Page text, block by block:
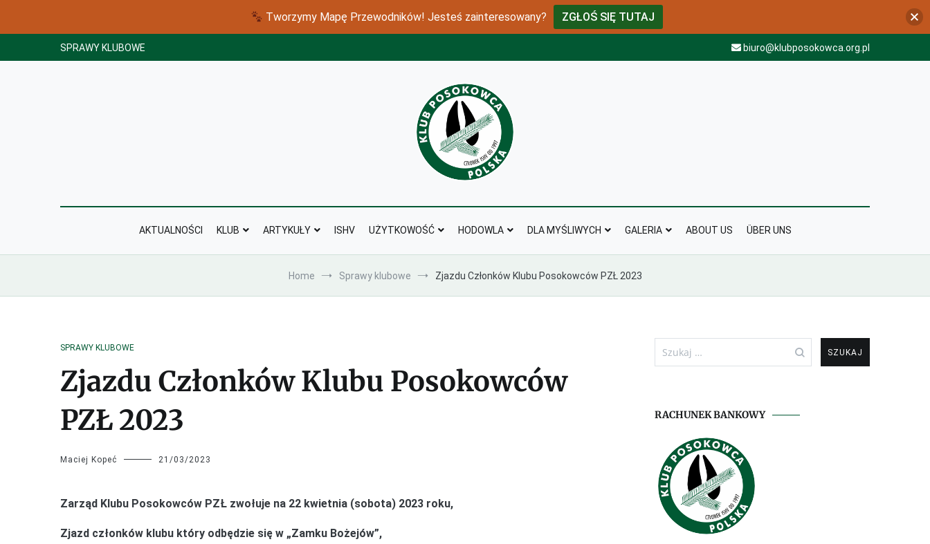
SPRAWY KLUBOWE biuro@klubposokowca.org.pl
AKTUALNOŚCI KLUB ARTYKUŁY ISHV UŻYTKOWOŚĆ HODOWLA DLA MYŚLIWYCH GALERIA ABOUT US ÜBER UNS
Home Sprawy klubowe Zjazdu Członków Klubu Posokowców PZŁ 2023
SPRAWY KLUBOWE
Zjazdu Członków Klubu Posokowców
PZŁ 2023
Maciej Kopeć 21/03/2023
Zarząd Klubu Posokowców PZŁ zwołuje na 22 kwietnia (sobota) 2023 roku,
Zjazd członków klubu który odbędzie się w „Zamku Bożejów”,
RACHUNEK BANKOWY
Tworzymy Mapę Przewodników! Jesteś zainteresowany? ZGŁOŚ SIĘ TUTAJ